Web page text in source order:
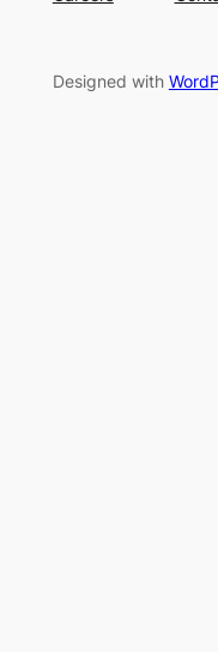
Designed with